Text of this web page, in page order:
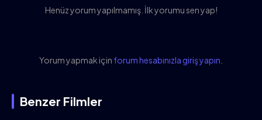
Henüz yorum yapılmamış. İlk yorumu sen yap!
Yorum yapmak için forum hesabınızla giriş yapın
Benzer Filmler